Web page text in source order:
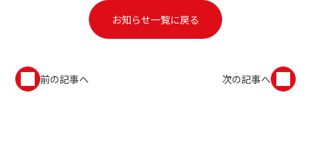
お知らせ一覧に戻る
前の記事へ 次の記事へ